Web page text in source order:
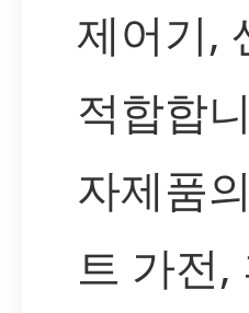
제어기,
적합합
자제품
트 가전